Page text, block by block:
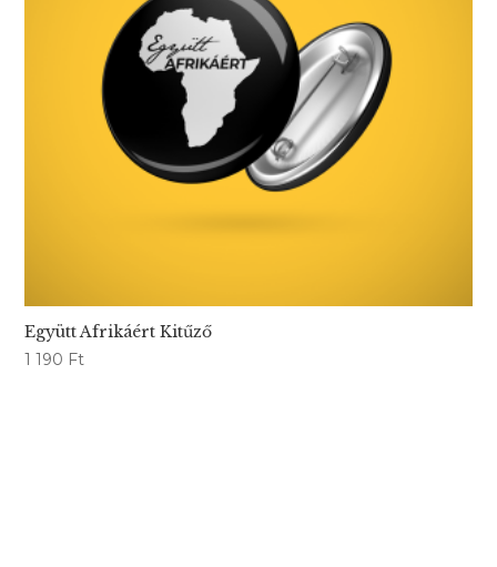
Együtt Afrikáért Kitűző
1 190 Ft